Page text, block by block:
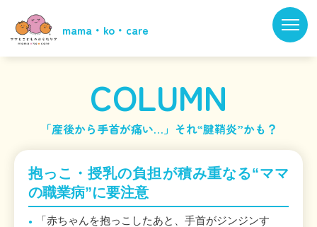
mama・ko・care
COLUMN
「産後から手首が痛い…」それ“腱鞘炎”かも？
抱っこ・授乳の負担が積み重なる“ママ
の職業病”に要注意
「赤ちゃんを抱っこしたあと、手首がジンジンす